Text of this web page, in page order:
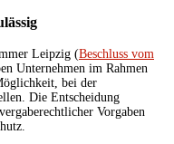
Leipzig (Beschluss vom
Unternehmen im Rahmen
bei der
Die Entscheidung
Vorgaben